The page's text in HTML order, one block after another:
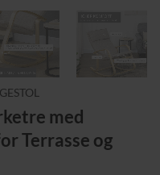
med
Terrasse og